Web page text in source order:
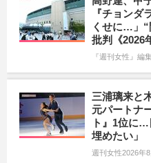
『チョンダ
くせに…」“
批判《2026
『週刊女性』編
三浦璃来と
元パートナ
ト』1位に
埋めたい」
週刊女性2026年